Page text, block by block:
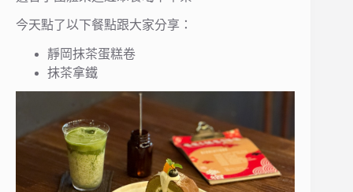
今天點了以下餐點跟大家分享：
靜岡抹茶蛋糕卷
抹茶拿鐵